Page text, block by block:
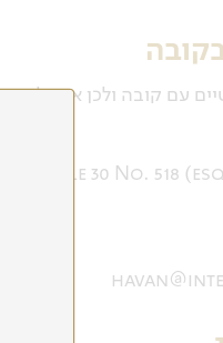
עם קובה ולכן אין כל
Calle 30 No. 518